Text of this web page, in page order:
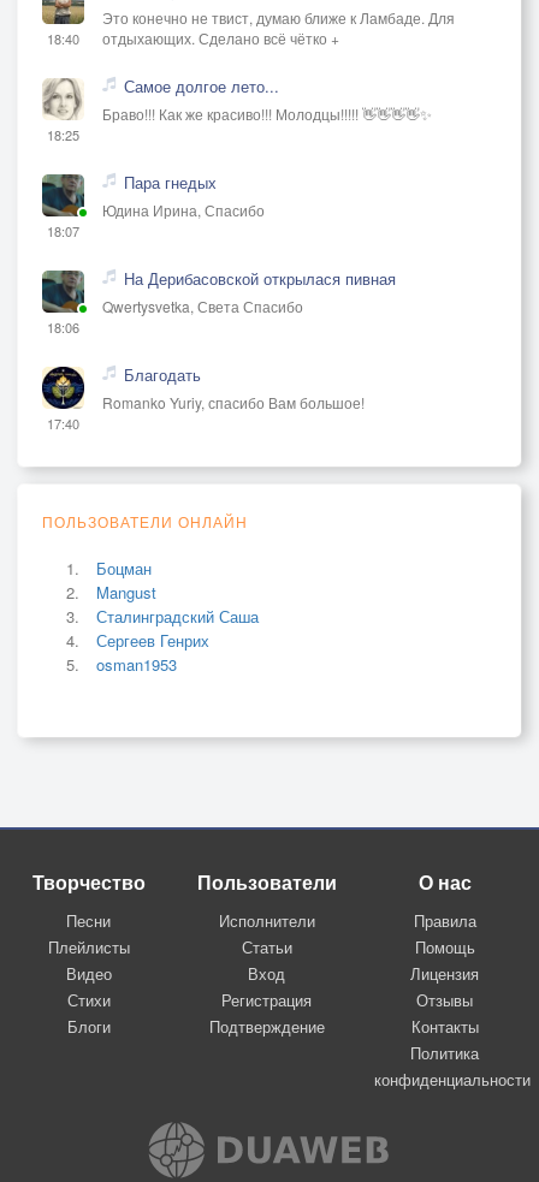
18:40
Это конечно не твист, думаю ближе к Ламбаде. Для
отдыхающих. Сделано всё чётко +
18:25
Самое долгое лето...
Браво!!! Как же красиво!!! Молодцы!!!!! 👋👋👋👋✨
18:07
Пара гнедых
Юдина Ирина, Спасибо
18:06
На Дерибасовской открылася пивная
Qwertysvetka, Света Спасибо
17:40
Благодать
Romanko Yuriy, спасибо Вам большое!
ПОЛЬЗОВАТЕЛИ ОНЛАЙН
Боцман
Mangust
Сталинградский Саша
Сергеев Генрих
osman1953
Творчество
Песни
Плейлисты
Видео
Стихи
Блоги
Пользователи
Исполнители
Статьи
Вход
Регистрация
Подтверждение
О нас
Правила
Помощь
Лицензия
Отзывы
Контакты
Политика
конфиденциальности